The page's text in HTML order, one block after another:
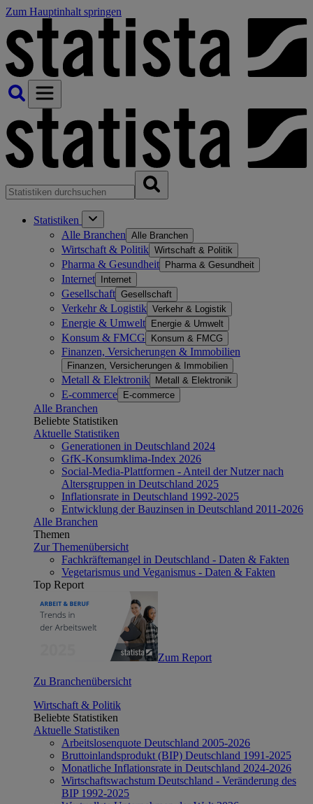
Zum Hauptinhalt springen
Statistiken
Alle Branchen Alle Branchen
Wirtschaft & Politik Wirtschaft & Politik
Pharma & Gesundheit Pharma & Gesundheit
Internet Internet
Gesellschaft Gesellschaft
Verkehr & Logistik Verkehr & Logistik
Energie & Umwelt Energie & Umwelt
Konsum & FMCG Konsum & FMCG
Finanzen, Versicherungen & Immobilien
Finanzen, Versicherungen & Immobilien
Metall & Elektronik Metall & Elektronik
E-commerce E-commerce
Alle Branchen
Beliebte Statistiken
Aktuelle Statistiken
Generationen in Deutschland 2024
GfK-Konsumklima-Index 2026
Social-Media-Plattformen - Anteil der Nutzer nach
Altersgruppen in Deutschland 2025
Inflationsrate in Deutschland 1992-2025
Entwicklung der Bauzinsen in Deutschland 2011-2026
Alle Branchen
Themen
Zur Themenübersicht
Fachkräftemangel in Deutschland - Daten & Fakten
Vegetarismus und Veganismus - Daten & Fakten
Top Report
Zum Report
Zu Branchenübersicht
Wirtschaft & Politik
Beliebte Statistiken
Aktuelle Statistiken
Arbeitslosenquote Deutschland 2005-2026
Bruttoinlandsprodukt (BIP) Deutschland 1991-2025
Monatliche Inflationsrate in Deutschland 2024-2026
Wirtschaftswachstum Deutschland - Veränderung des
BIP 1992-2025